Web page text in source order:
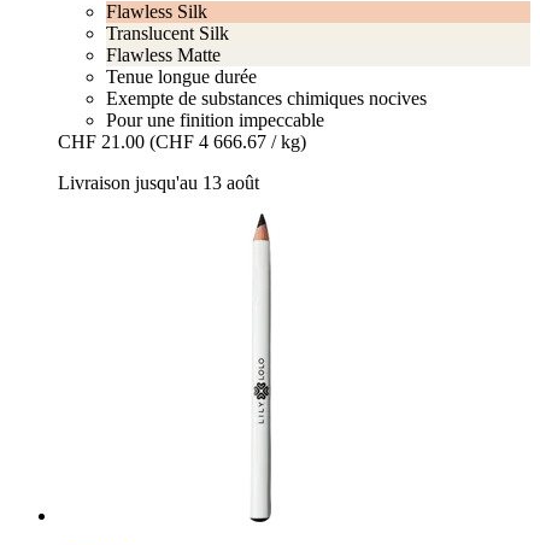
Flawless Silk
Translucent Silk
Flawless Matte
Tenue longue durée
Exempte de substances chimiques nocives
Pour une finition impeccable
CHF 21.00 (CHF 4 666.67 / kg)
Livraison jusqu'au 13 août